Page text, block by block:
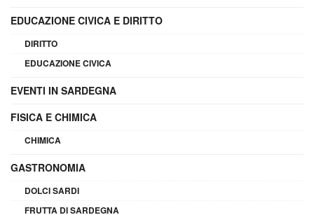
EDUCAZIONE CIVICA E DIRITTO
DIRITTO
EDUCAZIONE CIVICA
EVENTI IN SARDEGNA
FISICA E CHIMICA
CHIMICA
GASTRONOMIA
DOLCI SARDI
FRUTTA DI SARDEGNA